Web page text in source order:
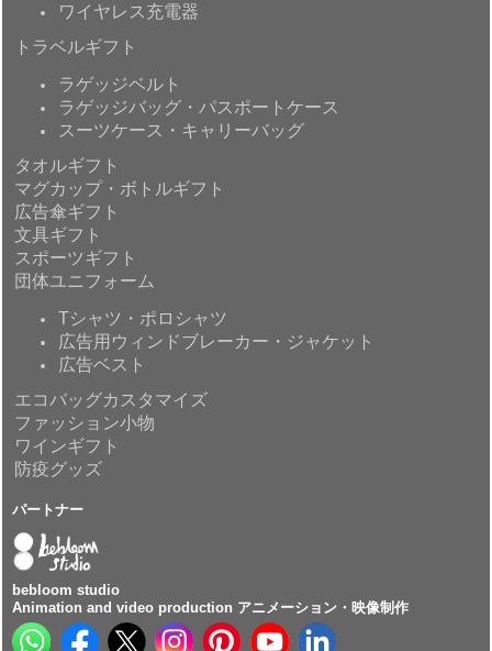
ワイヤレス充電器
トラベルギフト
ラゲッジベルト
ラゲッジバッグ・パスポートケース
スーツケース・キャリーバッグ
タオルギフト
マグカップ・ボトルギフト
広告傘ギフト
文具ギフト
スポーツギフト
団体ユニフォーム
Tシャツ・ポロシャツ
広告用ウィンドブレーカー・ジャケット
広告ベスト
エコバッグカスタマイズ
ファッション小物
ワインギフト
防疫グッズ
パートナー
bebloom studio
Animation and video production アニメーション・映像制作